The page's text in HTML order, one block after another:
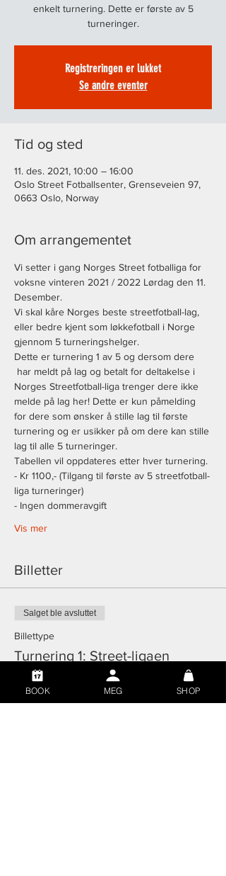
enkelt turnering. Dette er første av 5
turneringer.
Registreringen er lukket
Se andre eventer
Tid og sted
11. des. 2021, 10:00 – 16:00
Oslo Street Fotballsenter, Grenseveien 97,
0663 Oslo, Norway
Om arrangementet
Vi setter i gang Norges Street fotballiga for
voksne vinteren 2021 / 2022 Lørdag den 11.
Desember.
Vi skal kåre Norges beste streetfotball-lag,
eller bedre kjent som løkkefotball i Norge
gjennom 5 turneringshelger.
Dette er turnering 1 av 5 og dersom dere
har meldt på lag og betalt for deltakelse i
Norges Streetfotball-liga trenger dere ikke
melde på lag her! Dette er kun påmelding
for dere som ønsker å stille lag til første
turnering og er usikker på om dere kan stille
lag til alle 5 turneringer.
Tabellen vil oppdateres etter hver turnering.
- Kr 1100,- (Tilgang til første av 5 streetfotball-
liga turneringer)
- Ingen dommeravgift
Vis mer
Billetter
Salget ble avsluttet
Billettype
Turnering 1: Street-ligaen
Mer informasjon
BOOK MEG SHOP